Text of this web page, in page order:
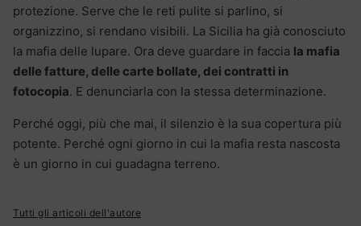
protezione. Serve che le reti pulite si parlino, si
organizzino, si rendano visibili. La Sicilia ha già conosciuto
la mafia delle lupare. Ora deve guardare in faccia la mafia
delle fatture, delle carte bollate, dei contratti in
fotocopia. E denunciarla con la stessa determinazione.
Perché oggi, più che mai, il silenzio è la sua copertura più
potente. Perché ogni giorno in cui la mafia resta nascosta
è un giorno in cui guadagna terreno.
Tutti gli articoli dell'autore